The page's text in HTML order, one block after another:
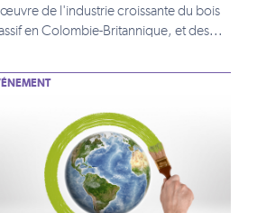
de l'industrie croissante du bois
en Colombie-Britannique, et des...